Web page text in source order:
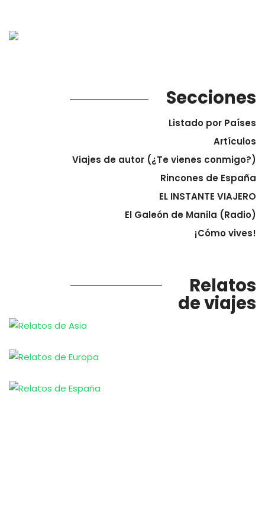
Secciones
Listado por Países
Artículos
Viajes de autor (¿Te vienes conmigo?)
Rincones de España
EL INSTANTE VIAJERO
El Galeón de Manila (Radio)
¡Cómo vives!
Relatos
de viajes